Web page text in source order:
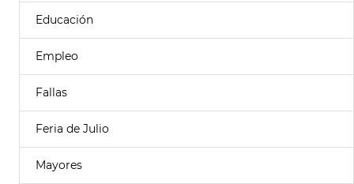
Educación
Empleo
Fallas
Feria de Julio
Mayores